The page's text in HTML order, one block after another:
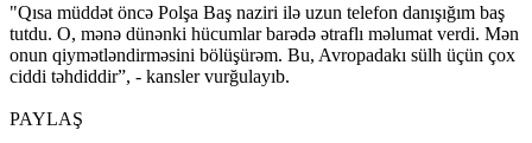
"Qısa müddət öncə Polşa Baş naziri ilə uzun telefon danışığım baş
tutdu. O, mənə dünənki hücumlar barədə ətraflı məlumat verdi. Mən
onun qiymətləndirməsini bölüşürəm. Bu, Avropadakı sülh üçün çox
ciddi təhdiddir”, - kansler vurğulayıb.
PAYLAŞ